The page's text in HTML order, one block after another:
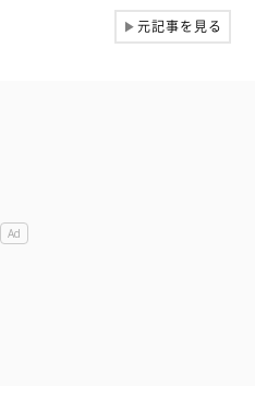
▶元記事を見る